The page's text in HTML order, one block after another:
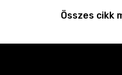
Összes cikk